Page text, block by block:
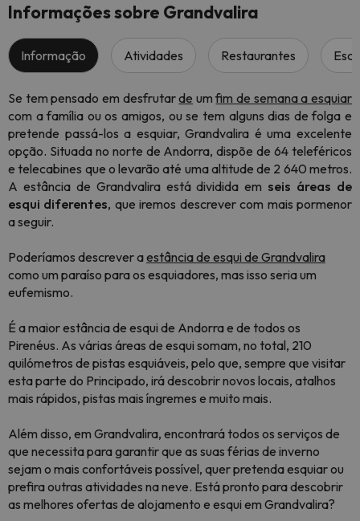
Informações sobre Grandvalira
Informação Atividades Restaurantes
Se tem pensado em desfrutarde umfim de semana a esquiar
com a família ou os amigos, ou se tem alguns dias de folga e
pretende passá-los a esquiar, Grandvalira é uma excelente
opção. Situada no norte de Andorra, dispõe de 64 teleféricos
e telecabines que o levarão até uma altitude de 2 640 metros.
A estância de Grandvalira está dividida em seis áreas de
esqui diferentes, que iremos descrever com mais pormenor
a seguir.
Poderíamos descrever aestância de esqui de Grandvalira
como um paraíso para os esquiadores, mas isso seria um
eufemismo.
É a maior estância de esqui de Andorra e de todos os
Pirenéus. As várias áreas de esqui somam, no total, 210
quilómetros de pistas esquiáveis, pelo que, sempre que visitar
esta parte do Principado, irá descobrir novos locais, atalhos
mais rápidos, pistas mais íngremes e muito mais.
Além disso, em Grandvalira, encontrará todos os serviços de
que necessita para garantir que as suas férias de inverno
sejam o mais confortáveis possível, quer pretenda esquiar ou
prefira outras atividades na neve. Está pronto para descobrir
as melhores ofertas de alojamento e esqui em Grandvalira?